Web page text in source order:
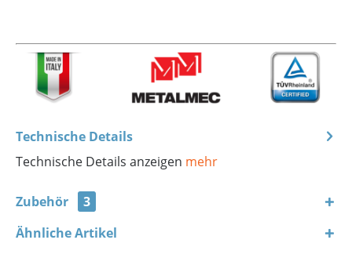
Technische Details
Technische Details anzeigen mehr
Zubehör
3
Ähnliche Artikel